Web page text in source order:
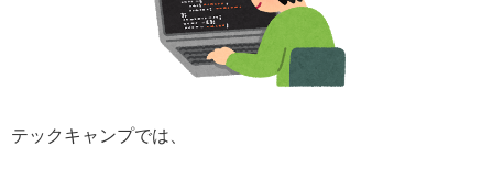
テックキャンプでは、